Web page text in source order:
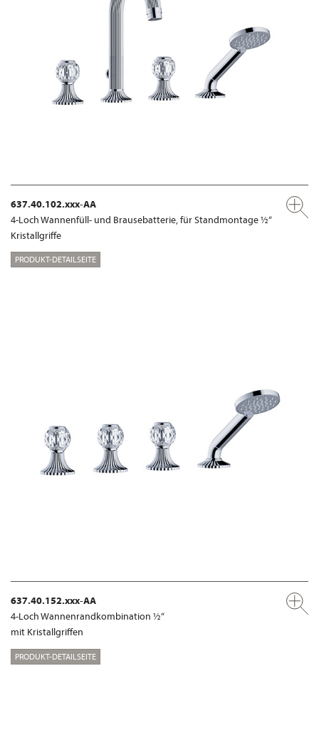
637.40.102.xxx-AA
4-Loch Wannenfüll- und Brausebatterie, für Standmontage ½“
Kristallgriffe
PRODUKT-DETAILSEITE
637.40.152.xxx-AA
4-Loch Wannenrandkombination ½“
mit Kristallgriffen
PRODUKT-DETAILSEITE